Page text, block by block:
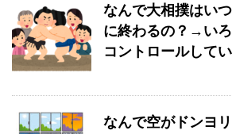
なんで大相撲はい
に終わるの？→い
コントロールして
なんで空がドンヨ